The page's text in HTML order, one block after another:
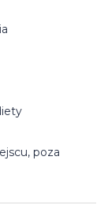
poza